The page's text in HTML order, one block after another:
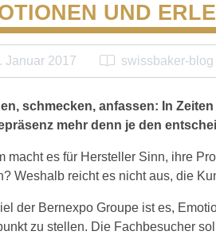
UND
Januar 2017 swissbaker-blog
schmecken, anfassen: In
mehr denn je den
macht es für Hersteller Sinn, ihre
Weshalb reicht es nicht aus, die
der Bernexpo Groupe ist es,
zu stellen. Die Fachbesucher